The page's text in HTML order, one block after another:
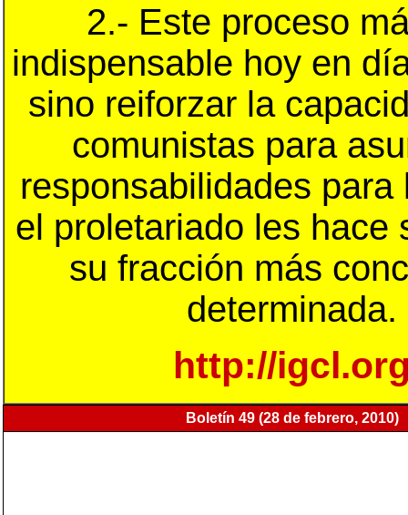
2.- Este proceso
indispensable hoy en
sino reiforzar la
comunistas para
responsabilidades para
el proletariado les hace
su fracción más
determinada.
http://
Boletín 49 (28 de febrero, 2010)